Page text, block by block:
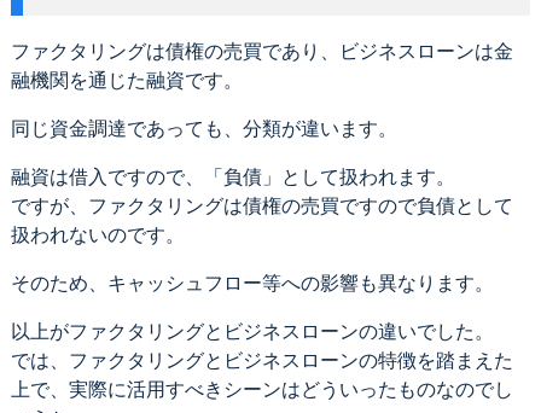
ファクタリングは債権の売買であり、ビジネスローンは金
融機関を通じた融資です。
同じ資金調達であっても、分類が違います。
融資は借入ですので、「負債」として扱われます。
ですが、ファクタリングは債権の売買ですので負債として
扱われないのです。
そのため、キャッシュフロー等への影響も異なります。
以上がファクタリングとビジネスローンの違いでした。
では、ファクタリングとビジネスローンの特徴を踏まえた
上で、実際に活用すべきシーンはどういったものなのでし